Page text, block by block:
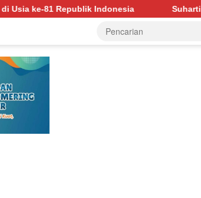
Suhartini Ubah Pinang Jadi Penggerak